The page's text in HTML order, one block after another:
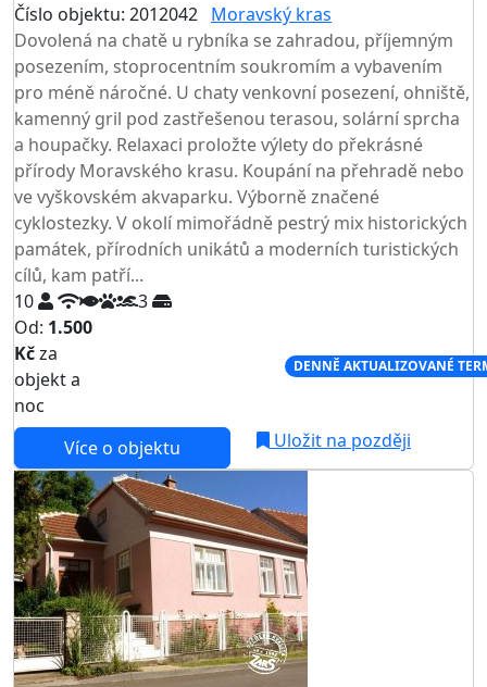
Číslo objektu: 2012042 Moravský kras
Dovolená na chatě u rybníka se zahradou, příjemným
posezením, stoprocentním soukromím a vybavením
pro méně náročné. U chaty venkovní posezení, ohniště,
kamenný gril pod zastřešenou terasou, solární sprcha
a houpačky. Relaxaci proložte výlety do překrásné
přírody Moravského krasu. Koupání na přehradě nebo
ve vyškovském akvaparku. Výborně značené
cyklostezky. V okolí mimořádně pestrý mix historických
památek, přírodních unikátů a moderních turistických
cílů, kam patří...
10
3
Od: 1.500
Kčza
objekt a
noc
DENNĚ AKTUALIZOVANÉ
Více o objektu Uložit na později